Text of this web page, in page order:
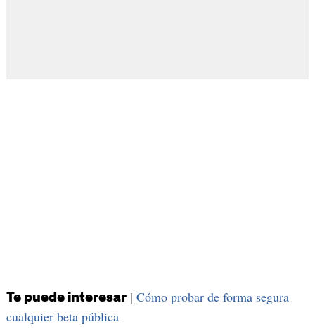
Te puede interesar| Cómo probar de forma segura
cualquier beta pública